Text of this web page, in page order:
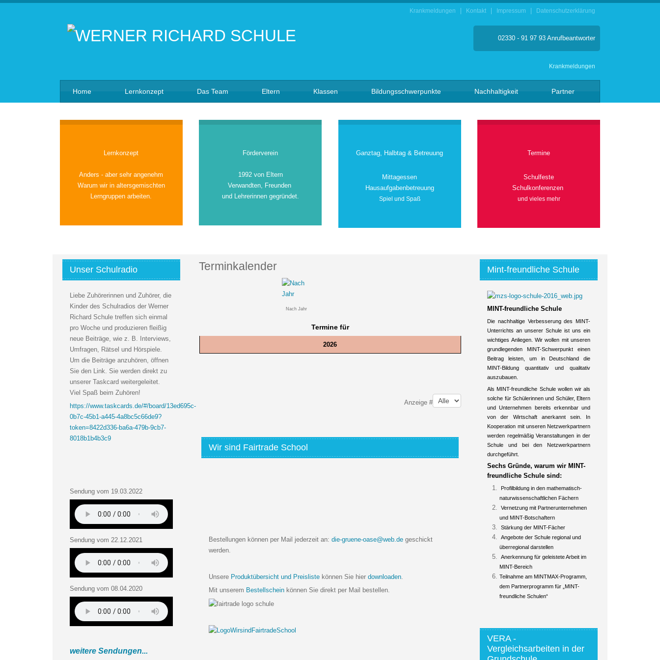
Krankmeldungen Kontakt Impressum Datenschutzerklärung
02330 - 91 97 93 Anrufbeantworter
Krankmeldungen
Home Lernkonzept Das Team Eltern Klassen Bildungsschwerpunkte Nachhaltigkeit Partner
Lernkonzept
Anders - aber sehr angenehm
Warum wir in altersgemischten
Lerngruppen arbeiten.
Förderverein
1992 von Eltern
Verwandten, Freunden
und Lehrerinnen gegründet.
Ganztag, Halbtag & Betreuung
Mittagessen
Hausaufgabenbetreuung
Spiel und Spaß
Termine
Schulfeste
Schulkonferenzen
und vieles mehr
Terminkalender
Nach Jahr
Termine für
2026
Anzeige #
Wir sind Fairtrade School
Bestellungen können per Mail jederzeit an:die-gruene-oase@web.de geschickt
werden.
Unsere Produktübersicht und Preisliste können Sie hierdownloaden.
Mit unserem Bestellschein können Sie direkt per Mail bestellen.
Unser Schulradio
Liebe Zuhörerinnen und Zuhörer, die
Kinder des Schulradios der Werner
Richard Schule treffen sich einmal
pro Woche und produzieren fleißig
neue Beiträge, wie z. B. Interviews,
Umfragen, Rätsel und Hörspiele.
Um die Beiträge anzuhören, öffnen
Sie den Link. Sie werden direkt zu
unserer Taskcard weitergeleitet.
Viel Spaß beim Zuhören!
https://www.taskcards.de/#/board/13ed695c-
0b7c-45b1-a445-4a8bc5c66de9?
token=8422d336-ba6a-479b-9cb7-
8018b1b4b3c9
Sendung vom 19.03.2022
Sendung vom 22.12.2021
Sendung vom 08.04.2020
weitere Sendungen...
Mint-freundliche Schule
MINT-freundliche Schule
Die nachhaltige Verbesserung des MINT-
Unterrichts an unserer Schule ist uns ein
wichtiges Anliegen. Wir wollen mit unseren
grundlegenden MINT-Schwerpunkt einen
Beitrag leisten, um in Deutschland die
MINT-Bildung quantitativ und qualitativ
auszubauen.
Als MINT-freundliche Schule wollen wir als
solche für Schülerinnen und Schüler, Eltern
und Unternehmen bereits erkennbar und
von der Wirtschaft anerkannt sein. In
Kooperation mit unseren Netzwerkpartnern
werden regelmäßig Veranstaltungen in der
Schule und bei den Netzwerkpartnern
durchgeführt.
Sechs Gründe, warum wir MINT-
freundliche Schule sind:
Profilbildung in den mathematisch-
naturwissenschaftlichen Fächern
Vernetzung mit Partnerunternehmen
und MINT-Botschaftern
Stärkung der MINT-Fächer
Angebote der Schule regional und
überregional darstellen
Anerkennung für geleistete Arbeit im
MINT-Bereich
Teilnahme am MINTMAX-Programm,
dem Partnerprogramm für „MINT-
freundliche Schulen“
VERA -
Vergleichsarbeiten in der